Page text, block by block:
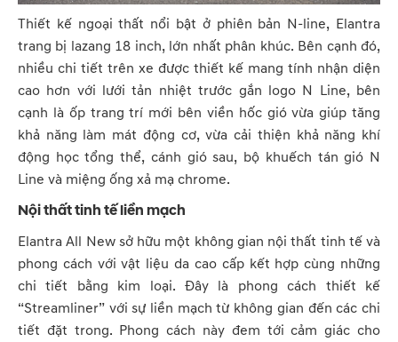
Thiết kế ngoại thất nổi bật ở phiên bản N-line, Elantra
trang bị lazang 18 inch, lớn nhất phân khúc. Bên cạnh đó,
nhiều chi tiết trên xe được thiết kế mang tính nhận diện
cao hơn với lưới tản nhiệt trước gắn logo N Line, bên
cạnh là ốp trang trí mới bên viền hốc gió vừa giúp tăng
khả năng làm mát động cơ, vừa cải thiện khả năng khí
động học tổng thể, cánh gió sau, bộ khuếch tán gió N
Line và miệng ống xả mạ chrome.
Nội thất tinh tế liền mạch
Elantra All New sở hữu một không gian nội thất tinh tế và
phong cách với vật liệu da cao cấp kết hợp cùng những
chi tiết bằng kim loại. Đây là phong cách thiết kế
“Streamliner” với sự liền mạch từ không gian đến các chi
tiết đặt trong. Phong cách này đem tới cảm giác cho